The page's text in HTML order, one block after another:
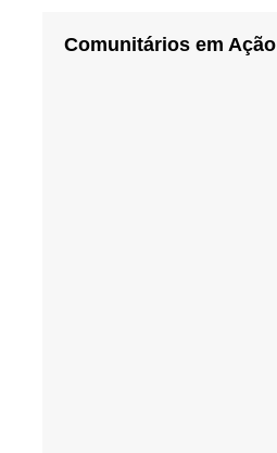
Comunitários em Ação